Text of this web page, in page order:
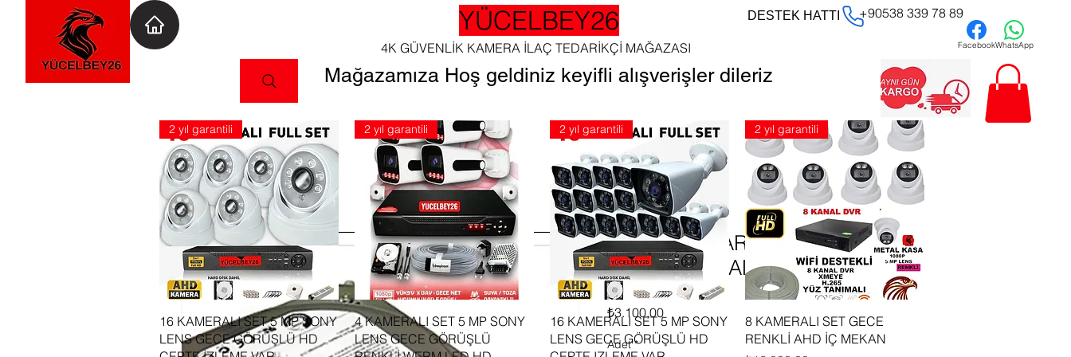
YÜCELBEY26
4K GÜVENLİK KAMERA İLAÇ TEDARİKÇİ MAĞAZASI
+90538 339 78 89
DESTEK HATTI
FacebookWhatsApp
Mağazamıza Hoş geldiniz keyifli alışverişler dileriz
1 TB HDD HARDDİSK HD
GÜVENLİK KAMERA
₺3.100,00Fiyat
Adet *
Hızlı Bakış
2 yıl garantili
16 KAMERALI SET 5 MP SONY
LENS GECE GÖRÜŞLÜ HD
Hızlı Bakış
2 yıl garantili
4 KAMERALI SET 5 MP SONY
LENS GECE GÖRÜŞLÜ
Hızlı Bakış
2 yıl garantili
16 KAMERALI SET 5 MP SONY
LENS GECE GÖRÜŞLÜ HD
Hızlı Bakış
2 yıl garantili
8 KAMERALI SET GECE
RENKLİ AHD İÇ MEKAN